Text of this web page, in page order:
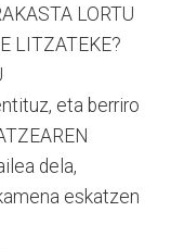
LORTU
LITZATEKE?
eta berriro
dela,
eskatzen